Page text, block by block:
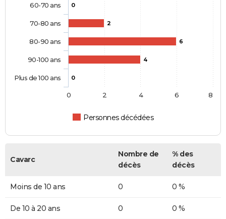
0
2
6
4
0
Personnes décédées
60-70 ans
70-80 ans
80-90 ans
90-100 ans
Plus de 100 ans
0 2 4 6 8
Cavarc
Nombre de
décès
% des
décès
Moins de 10 ans 0 0 %
De 10 à 20 ans 0 0 %